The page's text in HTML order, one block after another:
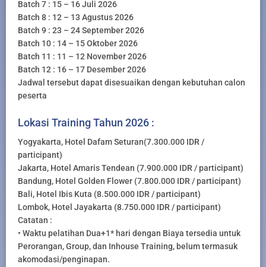
Batch 7 : 15 – 16 Juli 2026
Batch 8 : 12 – 13 Agustus 2026
Batch 9 : 23 – 24 September 2026
Batch 10 : 14 – 15 Oktober 2026
Batch 11 : 11 – 12 November 2026
Batch 12 : 16 – 17 Desember 2026
Jadwal tersebut dapat disesuaikan dengan kebutuhan calon
peserta
Lokasi Training Tahun 2026 :
Yogyakarta, Hotel Dafam Seturan(7.300.000 IDR /
participant)
Jakarta, Hotel Amaris Tendean (7.900.000 IDR / participant)
Bandung, Hotel Golden Flower (7.800.000 IDR / participant)
Bali, Hotel Ibis Kuta (8.500.000 IDR / participant)
Lombok, Hotel Jayakarta (8.750.000 IDR / participant)
Catatan :
• Waktu pelatihan Dua+1* hari dengan Biaya tersedia untuk
Perorangan, Group, dan Inhouse Training, belum termasuk
akomodasi/penginapan.